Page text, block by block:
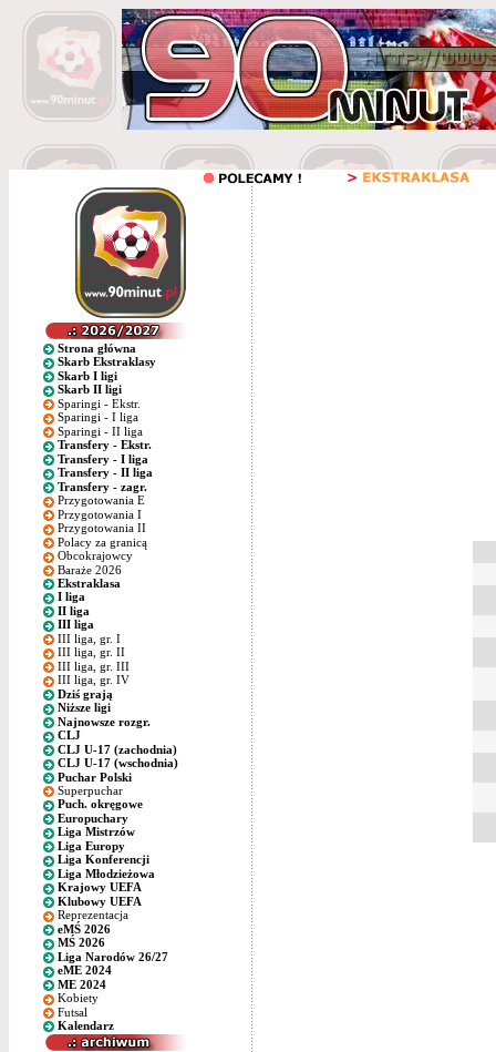
Strona główna
Skarb Ekstraklasy
Skarb I ligi
Skarb II ligi
Sparingi - Ekstr.
Sparingi - I liga
Sparingi - II liga
Transfery - Ekstr.
Transfery - I liga
Transfery - II liga
Transfery - zagr.
Przygotowania E
Przygotowania I
Przygotowania II
Polacy za granicą
Obcokrajowcy
Baraże 2026
Ekstraklasa
I liga
II liga
III liga
III liga, gr. I
III liga, gr. II
III liga, gr. III
III liga, gr. IV
Dziś grają
Niższe ligi
Najnowsze rozgr.
CLJ
CLJ U-17 (zachodnia)
CLJ U-17 (wschodnia)
Puchar Polski
Superpuchar
Puch. okręgowe
Europuchary
Liga Mistrzów
Liga Europy
Liga Konferencji
Liga Młodzieżowa
Krajowy UEFA
Klubowy UEFA
Reprezentacja
eMŚ 2026
MŚ 2026
Liga Narodów 26/27
eME 2024
ME 2024
Kobiety
Futsal
Kalendarz